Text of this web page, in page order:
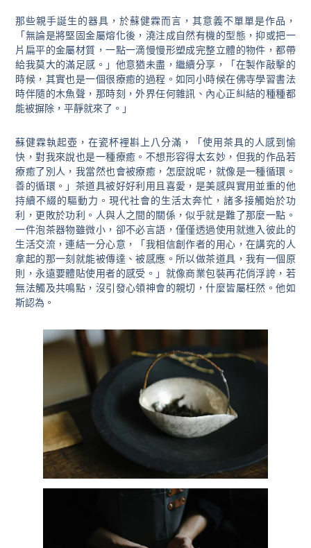
那些親手誕生的器具，於蘇健霖而言，其意義不單單是作品，
「無論是將堅固金屬熔化後，澆注成自然有機的型態，抑或把一
片扁平的金屬材質，一點一滴慢慢形塑成完整立體的物件，都帶
給我莫大的滿足感。」他意猶未盡，繼續分享，「在製作敲擊的
時候，其實也是一個很療癒的過程。如同小時候在佛寺學習書法
時伴隨的木魚聲，那時刻，外界任何雜訊、內心正糾結的種種都
能被摒除，平靜就來了。」
蘇健霖執起壺，在瓷杯裡斟上八分滿，「使用茶具的人感到愉
快，對我來說也是一種療癒。不想形容得太玄妙，但我的作品若
療癒了別人，我當然也會被療癒，怎麼說呢，就像是一種循環。
善的循環。」茶道具被好好利用且喜愛，是美感與實用並重的他
持續不綴的驅動力。現代社會的生活太奔忙，諸多接觸始於功
利，更敗於功利。人與人之間的關係，似乎就是難了那麼一點。
一件泡茶器物雖微小，卻不必言語，僅僅透過使用就進入彼此的
生活交流，連結一分心意，「我相信創作者的用心，在講究的人
拿起的那一刻就能被傳達、被感應。所以做茶道具，我有一個原
則，永遠要體貼使用者的感受。」就像商業包裝再花俏浮誇，若
無法觸及共鳴點，沒引發心領神會的親切，什麼皆屬枉然。他如
斯認為。